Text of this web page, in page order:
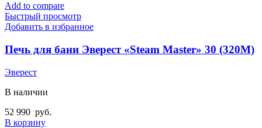
Add to compare
Быстрый просмотр
Добавить в избранное
Печь для бани Эверест «Steam Master» 30 (320М)
Эверест
В наличии
52 990 руб.
В корзину